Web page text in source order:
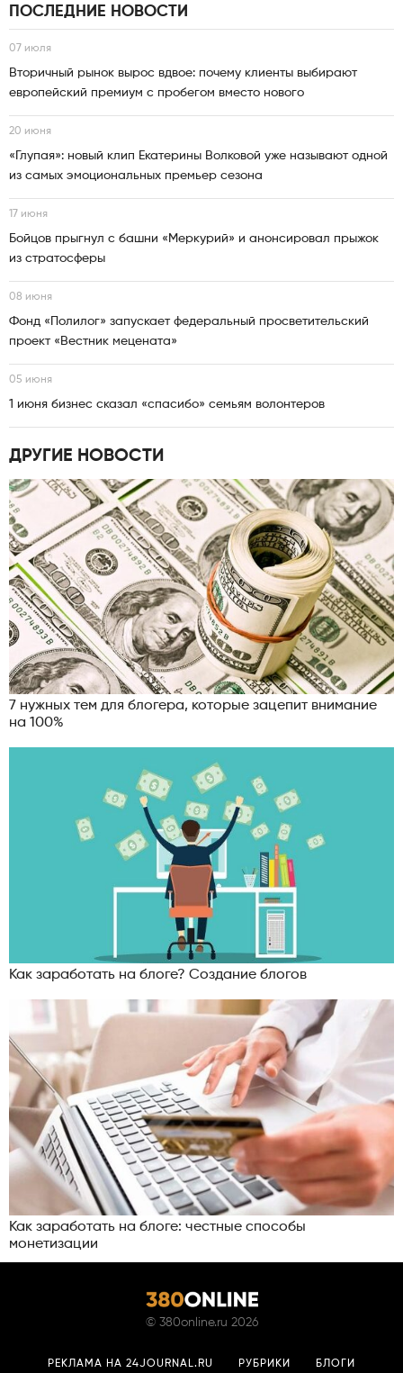
ПОСЛЕДНИЕ НОВОСТИ
07 июля
Вторичный рынок вырос вдвое: почему клиенты выбирают
европейский премиум с пробегом вместо нового
20 июня
«Глупая»: новый клип Екатерины Волковой уже называют одной
из самых эмоциональных премьер сезона
17 июня
Бойцов прыгнул с башни «Меркурий» и анонсировал прыжок
из стратосферы
08 июня
Фонд «Полилог» запускает федеральный просветительский
проект «Вестник мецената»
05 июня
1 июня бизнес сказал «спасибо» семьям волонтеров
ДРУГИЕ НОВОСТИ
7 нужных тем для блогера, которые зацепит внимание
на 100%
Как заработать на блоге? Создание блогов
Как заработать на блоге: честные способы
монетизации
© 380online.ru 2026
РЕКЛАМА НА 24JOURNAL.RU РУБРИКИ БЛОГИ